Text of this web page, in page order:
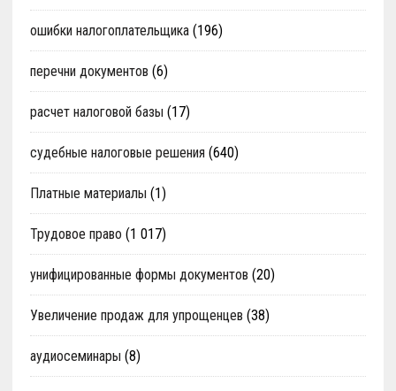
ошибки налогоплательщика(196)
перечни документов (6)
расчет налоговой базы (17)
судебные налоговые решения (640)
Платные материалы (1)
Трудовое право (1 017)
унифицированные формы документов (20)
Увеличение продаж для упрощенцев (38)
аудиосеминары (8)